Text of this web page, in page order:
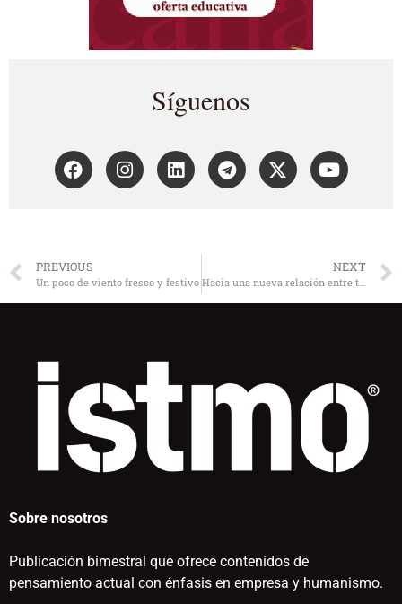
Síguenos
PREVIOUS
Un poco de viento fresco y festivo
NEXT
Hacia una nueva relación entre trabajo y ocio
Sobre nosotros
Publicación bimestral que ofrece contenidos de
pensamiento actual con énfasis en empresa y humanismo.